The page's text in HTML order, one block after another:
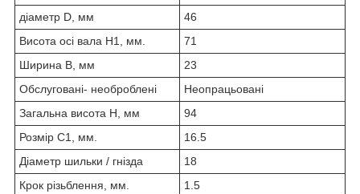
діаметр D, мм
46
Висота осі вала H1, мм.
71
Ширина B, мм
23
Обслуговані- необроблені
Неопрацьовані
Загальна висота H, мм
94
Розмір C1, мм.
16.5
Діаметр шильки / гнізда
18
Крок різьблення, мм.
1.5